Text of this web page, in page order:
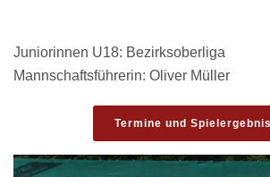
Juniorinnen U18: Bezirksoberliga
Mannschaftsführerin: Oliver Müller
Termine und